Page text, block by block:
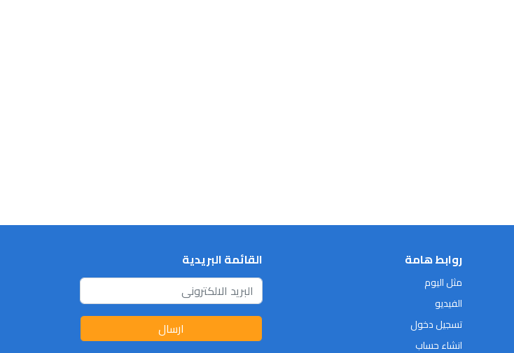
روابط هامة
مثل اليوم
الفيديو
تسجيل دخول
انشاء حساب
القائمة البريدية
ارسال